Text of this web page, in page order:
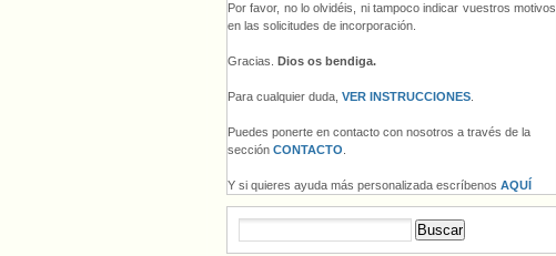
Por favor, no lo olvidéis, ni tampoco indicar vuestros motivos
en las solicitudes de incorporación.
Gracias. Dios os bendiga.
Para cualquier duda, VER INSTRUCCIONES
Puedes ponerte en contacto con nosotros a través de la
sección CONTACTO
Y si quieres ayuda más personalizada escríbenos AQUÍ